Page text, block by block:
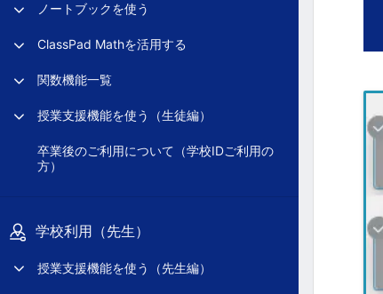
ノートブックを使う
ClassPad Mathを活用する
関数機能一覧
授業支援機能を使う（生徒編）
卒業後のご利用について（学校IDご利用の
方）
学校利用（先生）
授業支援機能を使う（先生編）